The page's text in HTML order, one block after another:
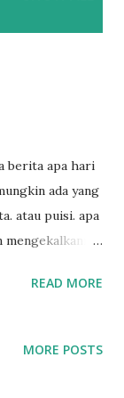
berita apa hari
ada yang
atau puisi. apa
mengekalkannya
Dari Sebuah
READ MORE
MORE POSTS